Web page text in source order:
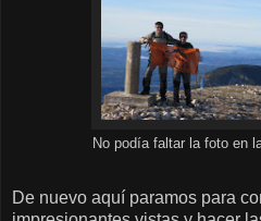
No podía faltar la foto en
De nuevo aquí paramos para